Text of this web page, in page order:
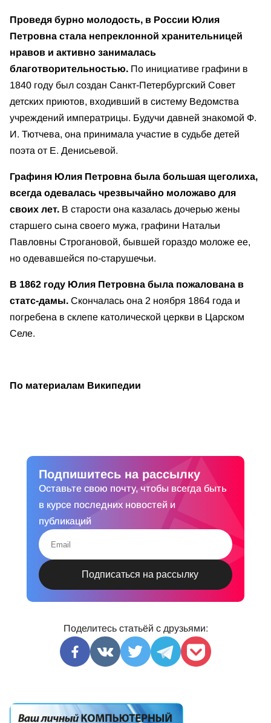
Проведя бурно молодость, в России Юлия
Петровна стала непреклонной хранительницей
нравов и активно занималась
благотворительностью. По инициативе графини в
1840 году был создан Санкт-Петербургский Совет
детских приютов, входивший в систему Ведомства
учреждений императрицы. Будучи давней знакомой Ф.
И. Тютчева, она принимала участие в судьбе детей
поэта от Е. Денисьевой.
Графиня Юлия Петровна была большая щеголиха,
всегда одевалась чрезвычайно моложаво для
своих лет. В старости она казалась дочерью жены
старшего сына своего мужа, графини Натальи
Павловны Строгановой, бывшей гораздо моложе ее,
но одевавшейся по-старушечьи.
В 1862 году Юлия Петровна была пожалована в
статс-дамы. Скончалась она 2 ноября 1864 года и
погребена в склепе католической церкви в Царском
Селе.
По материалам Википедии
Подпишитесь на рассылку
Оставьте свою почту, чтобы всегда быть
в курсе последних новостей и
публикаций
Поделитесь статьёй с друзьями: